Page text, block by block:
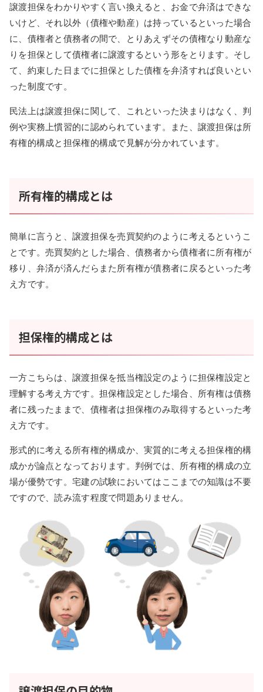
譲渡担保をわかりやすく言い換えると、お金で弁済はできな
いけど、それ以外（債権や動産）は持っているといった場合
に、債権者と債務者の間で、とりあえずその債権なり動産な
りを担保として債権者に譲渡するという形をとります。そし
て、約束した日までに担保とした債権を弁済すれば良いとい
った制度です。
民法上は譲渡担保に関して、これといった決まりはなく、判
例や実務上慣習的に認められています。また、譲渡担保は所
有権的構成と担保権的構成で見解が分かれています。
所有権的構成とは
簡単に言うと、譲渡担保を売買契約のように考えるというこ
とです。売買契約とした場合、債務者から債権者に所有権が
移り、弁済が済んだらまた所有権が債務者に戻るといった考
え方です。
担保権的構成とは
一方こちらは、譲渡担保を抵当権設定のように担保権設定と
理解する考え方です。担保権設定とした場合、所有権は債務
者に残ったままで、債権者は担保権のみ取得するといった考
え方です。
形式的に考える所有権的構成か、実質的に考える担保権的構
成かが論点となっております。判例では、所有権的構成の立
場が優勢です。宅建の試験においてはここまでの知識は不要
ですので、読み流す程度で問題ありません。